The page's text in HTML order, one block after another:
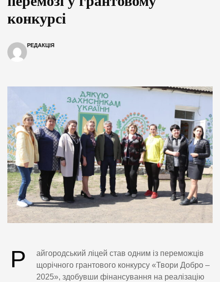
конкурсі
РЕДАКЦІЯ
Р
айгородський ліцей став одним із переможців
щорічного грантового конкурсу «Твори Добро –
2025», здобувши фінансування на реалізацію